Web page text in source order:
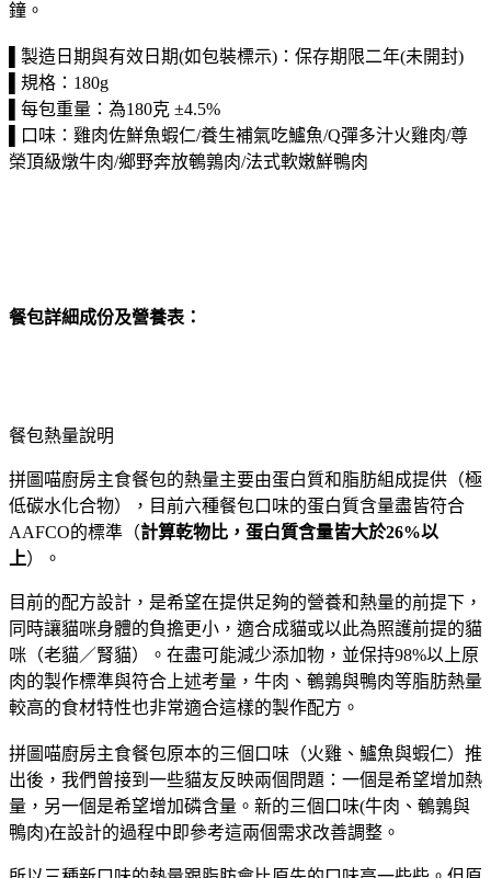
鐘。
▌製造日期與有效日期(如包裝標示)：保存期限二年(未開封)
▌規格：180g
▌每包重量：為180克 ±4.5%
▌口味：雞肉佐鮮魚蝦仁/養生補氣吃鱸魚/Q彈多汁火雞肉/尊
榮頂級燉牛肉/鄉野奔放鵪鶉肉/法式軟嫩鮮鴨肉
餐包詳細成份及營養表：
餐包熱量說明
拼圖喵廚房主食餐包的熱量主要由蛋白質和脂肪組成提供（極
低碳水化合物），目前六種餐包口味的蛋白質含量盡皆符合
AAFCO的標準（計算乾物比，蛋白質含量皆大於26%以
上）。
目前的配方設計，是希望在提供足夠的營養和熱量的前提下，
同時讓貓咪身體的負擔更小，適合成貓或以此為照護前提的貓
咪（老貓／腎貓）。在盡可能減少添加物，並保持98%以上原
肉的製作標準與符合上述考量，牛肉、鵪鶉與鴨肉等脂肪熱量
較高的食材特性也非常適合這樣的製作配方。
拼圖喵廚房主食餐包原本的三個口味（火雞、鱸魚與蝦仁）推
出後，我們曾接到一些貓友反映兩個問題：一個是希望增加熱
量，另一個是希望增加磷含量。新的三個口味(牛肉、鵪鶉與
鴨肉)在設計的過程中即參考這兩個需求改善調整。